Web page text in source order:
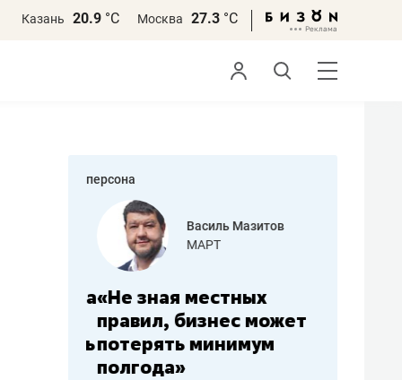
Казань 20.9 °С Москва 27.3 °С
персона
работа
Василь Мазитов
МАРТ
«Не зная местных
правил, бизнес может
потерять минимум
полгода»